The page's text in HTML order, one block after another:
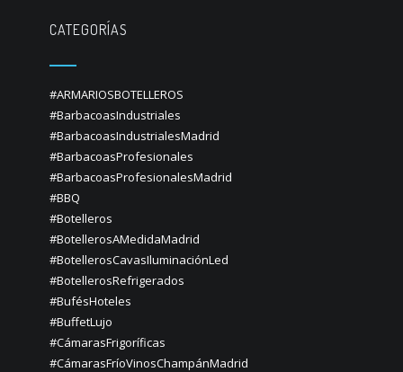
CATEGORÍAS
#ARMARIOSBOTELLEROS
#BarbacoasIndustriales
#BarbacoasIndustrialesMadrid
#BarbacoasProfesionales
#BarbacoasProfesionalesMadrid
#BBQ
#Botelleros
#BotellerosAMedidaMadrid
#BotellerosCavasIluminaciónLed
#BotellerosRefrigerados
#BufésHoteles
#BuffetLujo
#CámarasFrigoríficas
#CámarasFríoVinosChampánMadrid